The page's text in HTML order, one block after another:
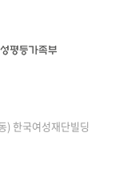
) 한국여성재단빌딩